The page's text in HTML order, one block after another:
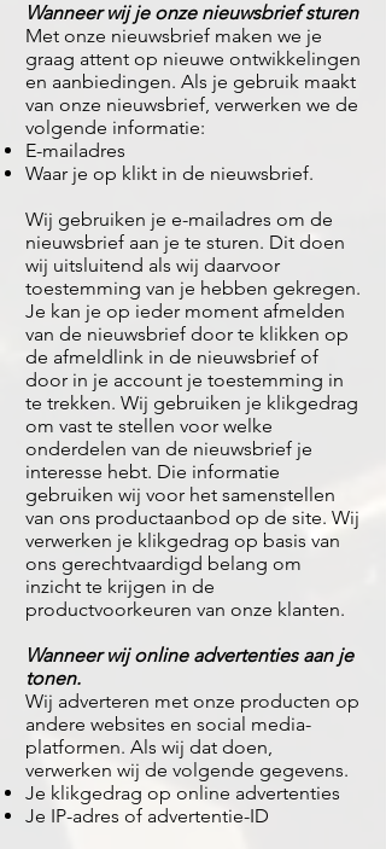
Wanneer wij je onze nieuwsbrief sturen
Met onze nieuwsbrief maken we je
graag attent op nieuwe ontwikkelingen
en aanbiedingen. Als je gebruik maakt
van onze nieuwsbrief, verwerken we de
volgende informatie:
E-mailadres
Waar je op klikt in de nieuwsbrief.
Wij gebruiken je e-mailadres om de
nieuwsbrief aan je te sturen. Dit doen
wij uitsluitend als wij daarvoor
toestemming van je hebben gekregen.
Je kan je op ieder moment afmelden
van de nieuwsbrief door te klikken op
de afmeldlink in de nieuwsbrief of
door in je account je toestemming in
te trekken. Wij gebruiken je klikgedrag
om vast te stellen voor welke
onderdelen van de nieuwsbrief je
interesse hebt. Die informatie
gebruiken wij voor het samenstellen
van ons productaanbod op de site. Wij
verwerken je klikgedrag op basis van
ons gerechtvaardigd belang om
inzicht te krijgen in de
productvoorkeuren van onze klanten.
Wanneer wij online advertenties aan je
tonen.
Wij adverteren met onze producten op
andere websites en social media-
platformen. Als wij dat doen,
verwerken wij de volgende gegevens.
Je klikgedrag op online advertenties
Je IP-adres of advertentie-ID